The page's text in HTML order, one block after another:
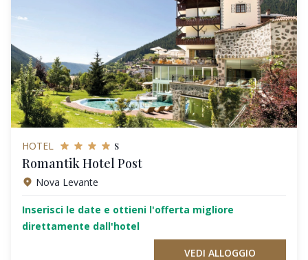
HOTEL s
Romantik Hotel Post
Nova Levante
Inserisci le date e ottieni l'offerta migliore
direttamente dall'hotel
VEDI ALLOGGIO